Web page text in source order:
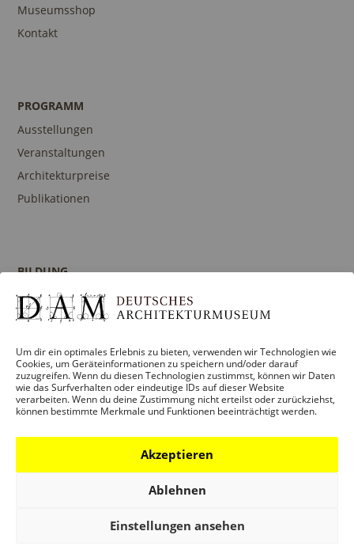
Um dir ein optimales Erlebnis zu bieten, verwenden wir Technologien wie
Cookies, um Geräteinformationen zu speichern und/oder darauf
zuzugreifen. Wenn du diesen Technologien zustimmst, können wir Daten
wie das Surfverhalten oder eindeutige IDs auf dieser Website
verarbeiten. Wenn du deine Zustimmung nicht erteilst oder zurückziehst,
können bestimmte Merkmale und Funktionen beeinträchtigt werden.
Akzeptieren
Ablehnen
Einstellungen ansehen
Museumsshop
Kontakt
PROGRAMM
Ausstellungen
Veranstaltungen
Architekturpreise
Publikationen
BILDUNG
Programm
Führungen und Touren
Ansprechpartner
SAMMLUNGEN